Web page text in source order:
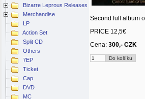
Bizarre Leprous Releases
Merchandise
LP
Action Set
Split CD
Others
7EP
Ticket
Cap
DVD
MC
Second full album
PRICE 12,5€
Cena: 300,- CZK